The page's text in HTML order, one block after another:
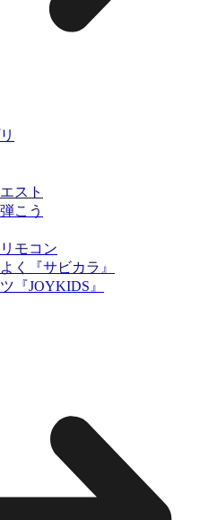
スト
こう
モコン
く『サビカラ』
『JOYKIDS』